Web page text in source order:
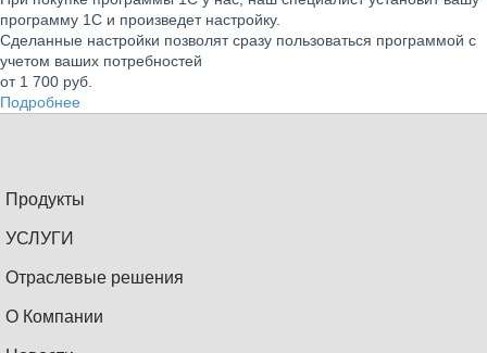
программу 1С и произведет настройку.
Сделанные настройки позволят сразу пользоваться программой с
учетом ваших потребностей
от 1 700 руб.
Подробнее
Продукты
УСЛУГИ
Отраслевые решения
О Компании